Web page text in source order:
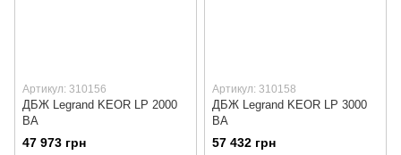
Артикул: 310156
ДБЖ Legrand KEOR LP 2000
ВА
47 973 грн
Артикул: 310158
ДБЖ Legrand KEOR LP 3000
ВА
57 432 грн